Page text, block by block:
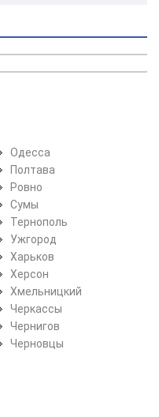
Одесса
Полтава
Ровно
Сумы
Тернополь
Ужгород
Харьков
Херсон
Хмельницкий
Черкассы
Чернигов
Черновцы